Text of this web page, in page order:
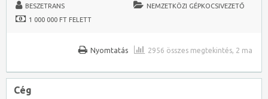
BESZETRANS
NEMZETKÖZI GÉPKOCSIVEZETŐ
1 000 000 FT FELETT
2956 összes megtekintés, 2 ma
Nyomtatás
Cég